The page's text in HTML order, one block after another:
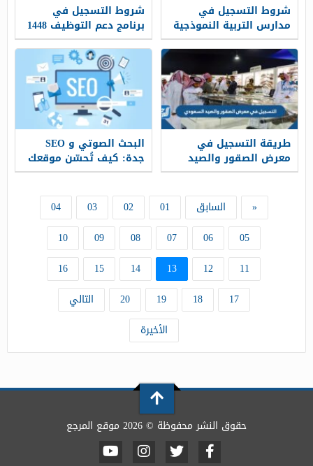
شروط التسجيل في
مدارس التربية النموذجية
1448
شروط التسجيل في
برنامج دعم التوظيف 1448
طريقة التسجيل في
معرض الصقور والصيد
السعودي 1448
البحث الصوتي و SEO
جدة: كيف تُحسّن موقعك
لاستفسارات المستخدمين
«
السابق 01
02
03
04
05
06
07
08
09
10
11
12
13
14
15
16
17
18
19
20
التالي
الأخيرة
حقوق النشر محفوظة © 2026 موقع المرجع